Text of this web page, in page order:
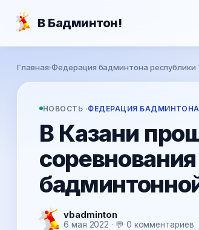
В Бадминтон!
Вы здесь
Главная›Федерация бадминтона республики
НОВОСТЬ ·ФЕДЕРАЦИЯ
В Казани
vbadminton
6 мая 2022 · 💬 0 комментариев